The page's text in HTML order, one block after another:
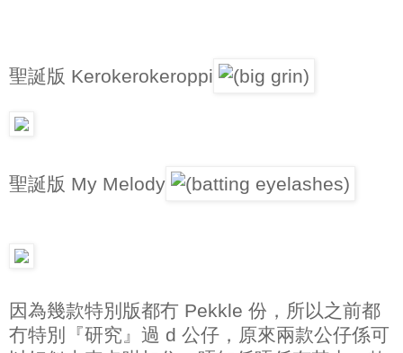
聖誕版 Kerokerokeroppi
聖誕版 My Melody
因為幾款特別版都冇 Pekkle 份，所以之前都
冇特別『研究』過 d 公仔，原來兩款公仔係可